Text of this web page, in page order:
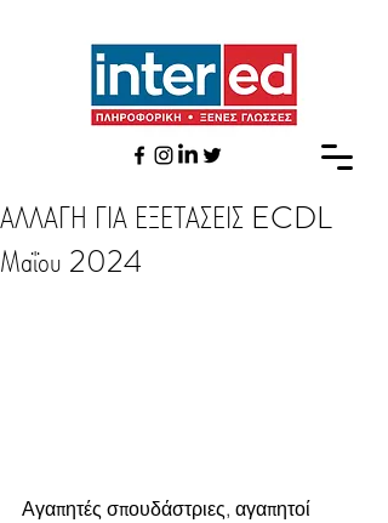
ΑΛΛΑΓΗ ΓΙΑ ΕΞΕΤΑΣΕΙΣ ECDL
Μαΐου 2024
Αγαπητές σπουδάστριες, αγαπητοί